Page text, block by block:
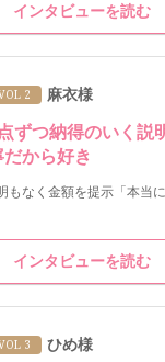
インタビューを読む
2 麻衣様
ずつ納得のいく説
だから好き
もなく金額を提示「本当
インタビューを読む
3 ひめ様